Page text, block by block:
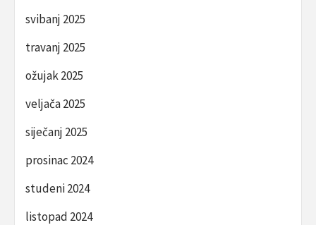
svibanj 2025
travanj 2025
ožujak 2025
veljača 2025
siječanj 2025
prosinac 2024
studeni 2024
listopad 2024